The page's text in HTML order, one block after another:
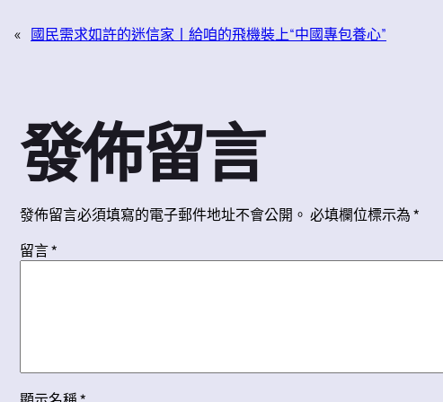
« 國民需求如許的迷信家丨給咱的飛機裝上“中國專包養心”
發佈留言
發佈留言必須填寫的電子郵件地址不會公開。 必填欄位標示為*
留言*